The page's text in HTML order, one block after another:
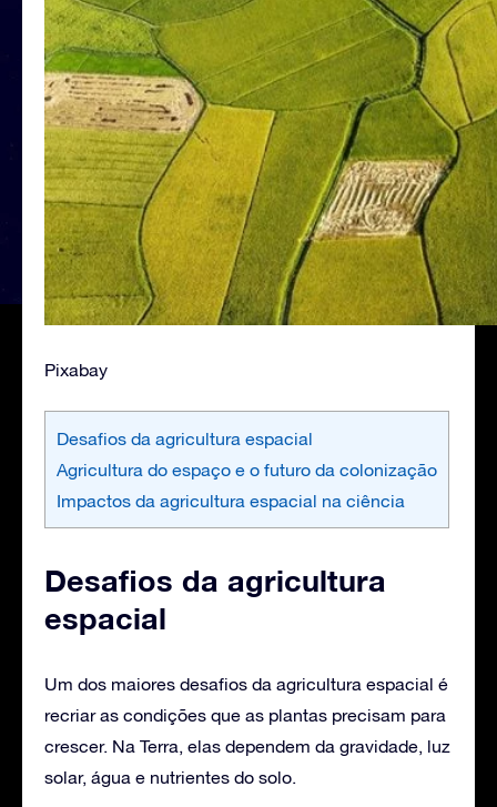
Pixabay
Desafios da agricultura espacial
Agricultura do espaço e o futuro da colonização
Impactos da agricultura espacial na ciência
Desafios da agricultura
espacial
Um dos maiores desafios da agricultura espacial é
recriar as condições que as plantas precisam para
crescer. Na Terra, elas dependem da gravidade, luz
solar, água e nutrientes do solo.